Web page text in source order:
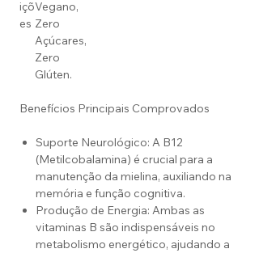
içõ
es
Vegano,
Zero
Açúcares,
Zero
Glúten.
Benefícios Principais Comprovados
Suporte Neurológico: A B12
(Metilcobalamina) é crucial para a
manutenção da mielina, auxiliando na
memória e função cognitiva.
Produção de Energia: Ambas as
vitaminas B são indispensáveis no
metabolismo energético, ajudando a